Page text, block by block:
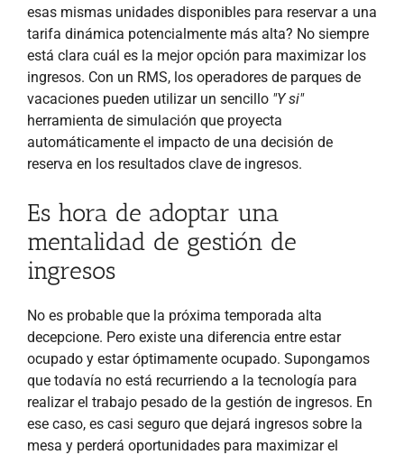
esas mismas unidades disponibles para reservar a una
tarifa dinámica potencialmente más alta? No siempre
está clara cuál es la mejor opción para maximizar los
ingresos. Con un RMS, los operadores de parques de
vacaciones pueden utilizar un sencillo "Y si"
herramienta de simulación que proyecta
automáticamente el impacto de una decisión de
reserva en los resultados clave de ingresos.
Es hora de adoptar una
mentalidad de gestión de
ingresos
No es probable que la próxima temporada alta
decepcione. Pero existe una diferencia entre estar
ocupado y estar óptimamente ocupado. Supongamos
que todavía no está recurriendo a la tecnología para
realizar el trabajo pesado de la gestión de ingresos. En
ese caso, es casi seguro que dejará ingresos sobre la
mesa y perderá oportunidades para maximizar el